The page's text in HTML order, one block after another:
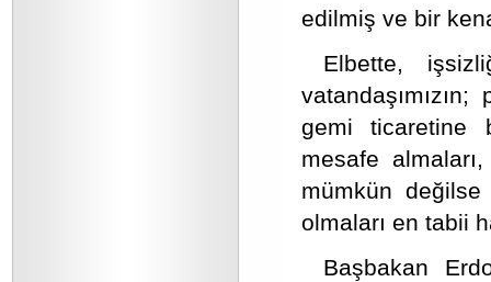
edilmiş ve bir
Elbette,
gemi ticaretine
mesafe
mümkün
olmaları en tabii
Başbakan